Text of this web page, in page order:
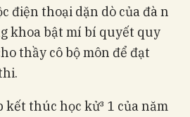
điện thoại dặn dò của đà n
khoa bật mí bí quyết quy
thầy cô bộ môn để đạt
kết thúc học kử³ 1 của năm